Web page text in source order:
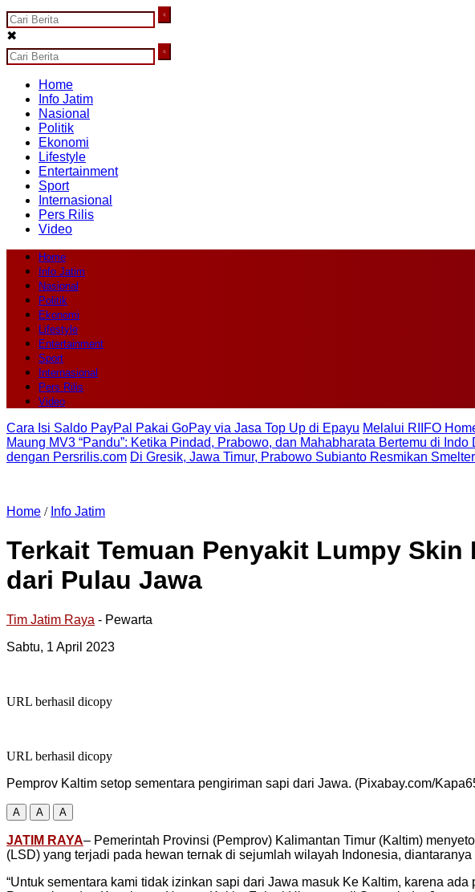
✖
Home
Info Jatim
Nasional
Politik
Ekonomi
Lifestyle
Entertainment
Sport
Internasional
Pers Rilis
Video
Home
Info Jatim
Nasional
Politik
Ekonomi
Lifestyle
Entertainment
Sport
Internasional
Pers Rilis
Video
Cara Isi Saldo PayPal Pakai GoPay via Jasa Top Up di Epayu Melalui RIIFO
Maung MV3 “Pandu”: Ketika Pindad, Prabowo, dan Mahabharata Bertemu di Indo
dengan Persrilis.com Di Gresik, Jawa Timur, Prabowo Subianto Resmikan
Home / Info Jatim
Terkait Temuan Penyakit Lumpy
dari Pulau Jawa
Tim Jatim Raya - Pewarta
Sabtu, 1 April 2023
URL berhasil dicopy
URL berhasil dicopy
Pemprov Kaltim setop sementara pengiriman sapi dari Jawa. (Pixabay.com/
A A A
JATIM RAYA– Pemerintah Provinsi (Pemprov) Kalimantan Timur (Kaltim)
(LSD) yang terjadi pada hewan ternak di sejumlah wilayah Indonesia, diantaranya
“Untuk sementara kami tidak izinkan sapi dari Jawa masuk Ke Kaltim, karena